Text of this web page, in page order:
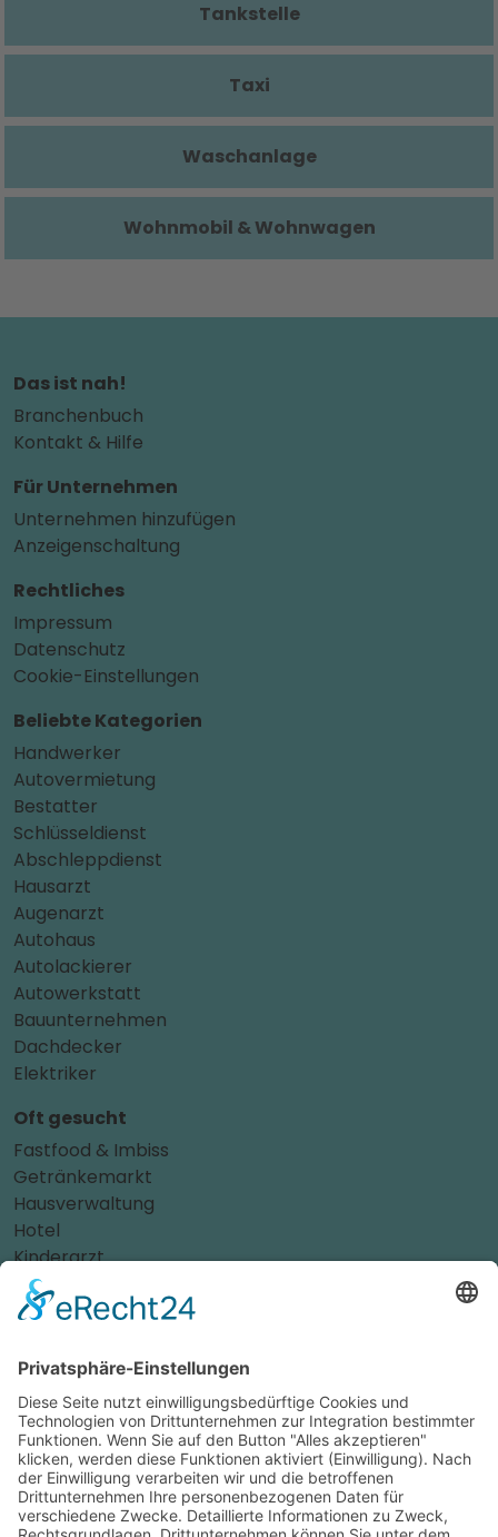
Tankstelle
Taxi
Waschanlage
Wohnmobil & Wohnwagen
Das ist nah!
Branchenbuch
Kontakt & Hilfe
Für Unternehmen
Unternehmen hinzufügen
Anzeigenschaltung
Rechtliches
Impressum
Datenschutz
Cookie-Einstellungen
Beliebte Kategorien
Handwerker
Autovermietung
Bestatter
Schlüsseldienst
Abschleppdienst
Hausarzt
Augenarzt
Autohaus
Autolackierer
Autowerkstatt
Bauunternehmen
Dachdecker
Elektriker
Oft gesucht
Fastfood & Imbiss
Getränkemarkt
Hausverwaltung
Hotel
Kinderarzt
Personalvermittler
Weitere Sportvereine
Zahnarzt
Tennis
Tankstelle
Tierbedarf
Parken
Für Ihr Unternehmen